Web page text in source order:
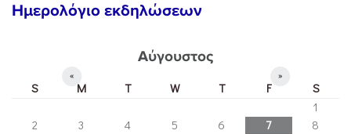
Ημερολόγιο εκδηλώσεων
Αύγουστος
« »
S M T W T F
S
1
2
3 4 5 6 7
8